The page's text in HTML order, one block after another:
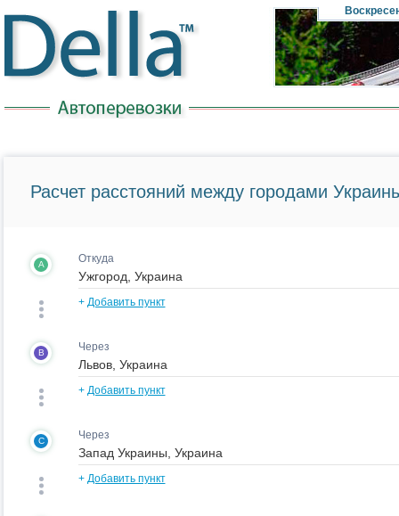
Расчет расстояний между городами
A Откуда
+ Добавить пункт
B Через
+ Добавить пункт
C Через
+ Добавить пункт